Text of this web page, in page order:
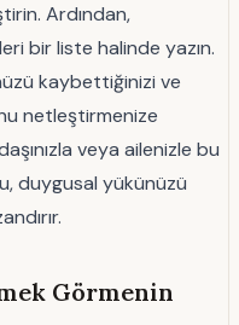
Ardından,
bir liste halinde yazın.
kaybettiğinizi ve
netleştirmenize
veya ailenizle bu
duygusal yükünüzü
Görmenin